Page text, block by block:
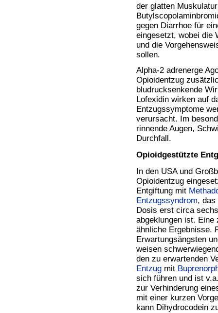
der glatten
gegen Diarrhoe für
eingesetzt, wobei die
und die
sollen.
Alpha-2 adrenerge
Opioidentzug
bludrucksenkende
Lofexidin wirken auf
Entzugssymptome
verursacht. Im
rinnende Augen,
Durchfall.
Opioidgestützte
In den USA und
Opioidentzug
Entgiftung mit
Entzugssyndrom, das
Dosis erst circa
abgeklungen ist. Eine
ähnliche Ergebnisse.
Erwartungsängsten
weisen
den zu erwartenden
Entzug mit
sich führen und ist
zur Verhinderung
mit einer kurzen
kann Dihydrocodein